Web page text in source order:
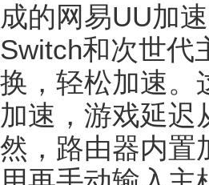
成的网易UU加
Switch和次世代
换，轻松加速。
加速，游戏延迟
然，路由器内置